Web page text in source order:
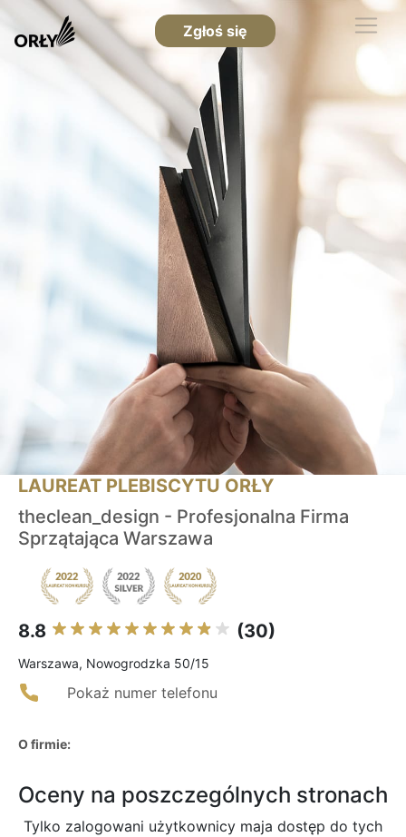
Zgłoś się
LAUREAT PLEBISCYTU ORŁY
theclean_design - Profesjonalna Firma
Sprzątająca Warszawa
8.8 (30)
Warszawa, Nowogrodzka 50/15
Pokaż numer telefonu
O firmie:
Oceny na poszczególnych stronach
Tylko zalogowani użytkownicy maja dostęp do tych